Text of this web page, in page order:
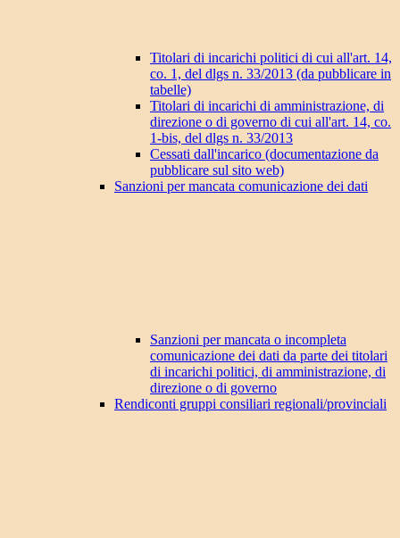
Titolari di incarichi politici di cui all'art. 14,
co. 1, del dlgs n. 33/2013 (da pubblicare in
tabelle)
Titolari di incarichi di amministrazione, di
direzione o di governo di cui all'art. 14, co.
1-bis, del dlgs n. 33/2013
Cessati dall'incarico (documentazione da
pubblicare sul sito web)
Sanzioni per mancata comunicazione dei dati
Sanzioni per mancata o incompleta
comunicazione dei dati da parte dei titolari
di incarichi politici, di amministrazione, di
direzione o di governo
Rendiconti gruppi consiliari regionali/provinciali